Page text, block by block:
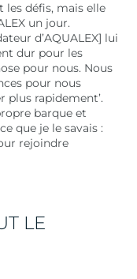
défis, mais elle
un jour.
d’AQUALEX] lui
dur pour les
pour nous. Nous
pour nous
plus rapidement’.
barque et
que je le savais :
rejoindre
LE